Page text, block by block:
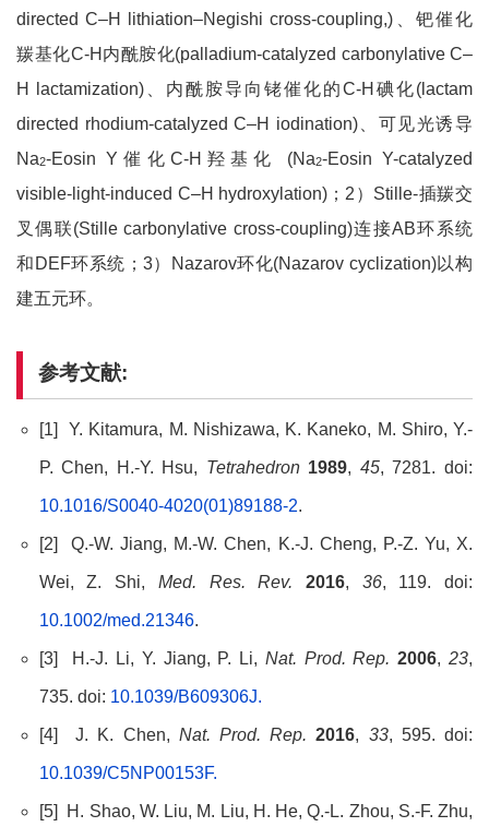
directed C–H lithiation–Negishi cross-coupling,)、钯催化
羰基化C-H内酰胺化(palladium-catalyzed carbonylative C–
H lactamization)、内酰胺导向铑催化的C-H碘化(lactam
directed rhodium-catalyzed C–H iodination)、可见光诱导
Na2-Eosin Y催化C-H羟基化 (Na2-Eosin Y-catalyzed
visible-light-induced C–H hydroxylation)；2）Stille-插羰交
叉偶联(Stille carbonylative cross-coupling)连接AB环系统
和DEF环系统；3）Nazarov环化(Nazarov cyclization)以构
建五元环。
参考文献:
[1] Y. Kitamura, M. Nishizawa, K. Kaneko, M. Shiro, Y.-
P. Chen, H.-Y. Hsu, Tetrahedron 1989, 45, 7281. doi:
10.1016/S0040-4020(01)89188-2.
[2] Q.-W. Jiang, M.-W. Chen, K.-J. Cheng, P.-Z. Yu, X.
Wei, Z. Shi, Med. Res. Rev. 2016, 36, 119. doi:
10.1002/med.21346.
[3] H.-J. Li, Y. Jiang, P. Li, Nat. Prod. Rep.2006,23,
735. doi: 10.1039/B609306J.
[4] J. K. Chen, Nat. Prod. Rep.2016, 33, 595. doi:
10.1039/C5NP00153F.
[5] H. Shao, W. Liu, M. Liu, H. He, Q.-L. Zhou, S.-F. Zhu,